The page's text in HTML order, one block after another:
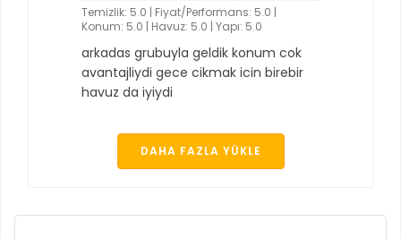
Temizlik: 5.0 | Fiyat/Performans: 5.0 |
Konum: 5.0 | Havuz: 5.0 | Yapı: 5.0
arkadas grubuyla geldik konum cok
avantajliydi gece cikmak icin birebir
havuz da iyiydi
DAHA FAZLA YÜKLE